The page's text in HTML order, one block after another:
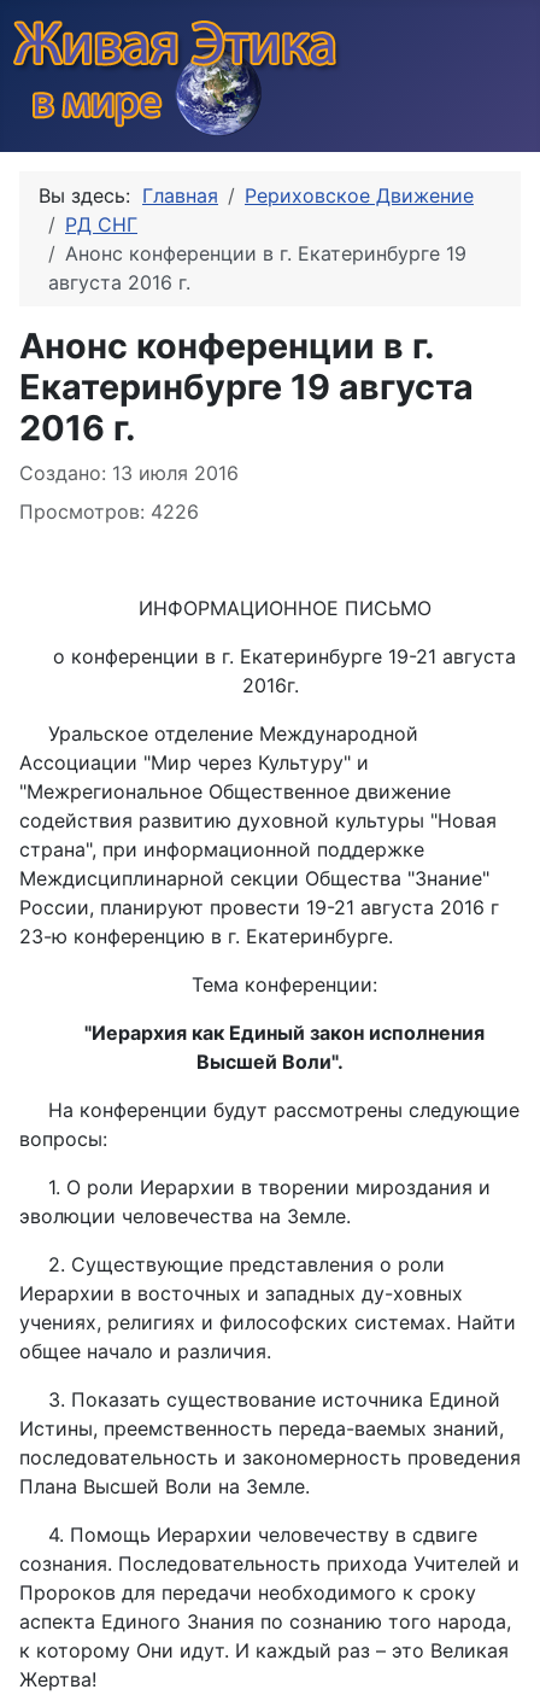
Вы здесь: Главная
Рериховское Движение
РД СНГ
Анонс конференции в г. Екатеринбурге 19
августа 2016 г.
Анонс конференции в г.
Екатеринбурге 19 августа
2016 г.
Информация о материале
Создано: 13 июля 2016
Просмотров: 4226
ИНФОРМАЦИОННОЕ ПИСЬМО
о конференции в г. Екатеринбурге 19-21 августа
2016г.
Уральское отделение Международной
Ассоциации "Мир через Культуру" и
"Межрегиональное Общественное движение
содействия развитию духовной культуры "Новая
страна", при информационной поддержке
Междисциплинарной секции Общества "Знание"
России, планируют провести 19-21 августа 2016 г
23-ю конференцию в г. Екатеринбурге.
Тема конференции:
"Иерархия как Единый закон исполнения
Высшей Воли".
На конференции будут рассмотрены следующие
вопросы:
1. О роли Иерархии в творении мироздания и
эволюции человечества на Земле.
2. Существующие представления о роли
Иерархии в восточных и западных ду-ховных
учениях, религиях и философских системах. Найти
общее начало и различия.
3. Показать существование источника Единой
Истины, преемственность переда-ваемых знаний,
последовательность и закономерность проведения
Плана Высшей Воли на Земле.
4. Помощь Иерархии человечеству в сдвиге
сознания. Последовательность прихода Учителей и
Пророков для передачи необходимого к сроку
аспекта Единого Знания по сознанию того народа,
к которому Они идут. И каждый раз – это Великая
Жертва!